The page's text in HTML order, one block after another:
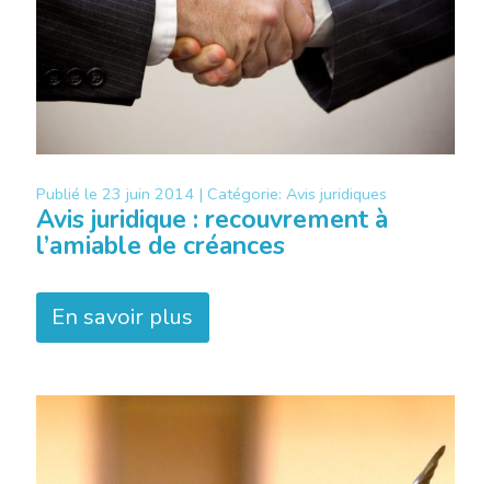
Publié le 23 juin 2014 | Catégorie: Avis juridiques
Avis juridique : recouvrement à
l’amiable de créances
En savoir plus